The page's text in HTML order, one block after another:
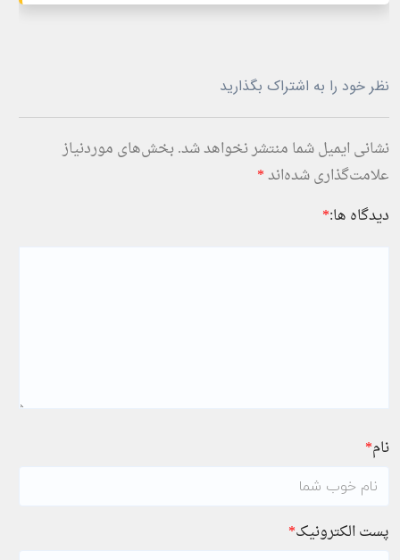
نظر خود را به اشتراک بگذارید
نشانی ایمیل شما منتشر نخواهد شد. بخش‌های موردنیاز
علامت‌گذاری شده‌اند*
دیدگاه ها:*
نام*
پست الکترونیک*